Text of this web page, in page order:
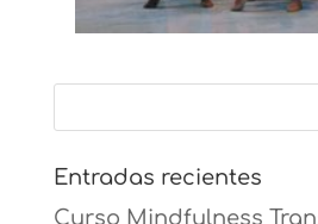
Entradas recientes
Curso Mindfulness